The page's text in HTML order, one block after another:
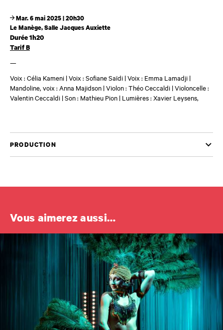
Mar. 6 mai 2025 | 20h30
Le Manège, Salle Jacques Auxiette
Durée 1h20
Tarif B
—
Voix : Célia Kameni | Voix : Sofiane Saïdi | Voix : Emma Lamadji |
Mandoline, voix : Anna Majidson | Violon : Théo Ceccaldi |Violoncelle :
Valentin Ceccaldi | Son : Mathieu Pion | Lumières: Xavier Leysens,
PRODUCTION
Vous aimerez aussi…